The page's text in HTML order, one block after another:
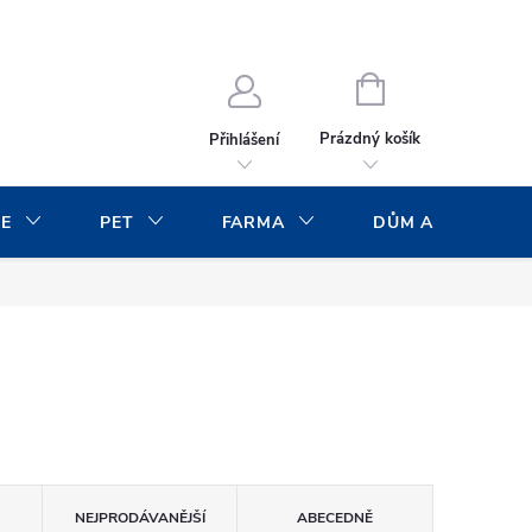
Přihlášení
NÁKUPNÍ
Prázdný košík
PET FARMA DŮM A ZAHRADA
NEJPRODÁVANĚJŠÍ ABECEDNĚ